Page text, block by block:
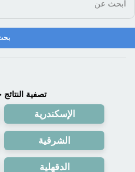
تصفية
الإسكندرية
الشرقية
الدقهلية